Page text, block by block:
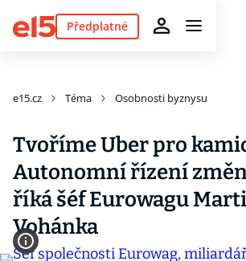
Předplatné
e15.cz Téma Osobnosti byznysu
Tvoříme Uber pro
Autonomní řízení
říká šéf Eurowagu
Vohánka